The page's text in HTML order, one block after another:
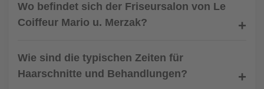
Wo befindet sich der Friseursalon von Le
Coiffeur Mario u. Merzak?
Wie sind die typischen Zeiten für
Haarschnitte und Behandlungen?